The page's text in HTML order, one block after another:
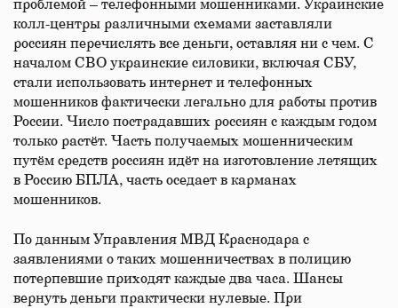
проблемой – телефонными мошенниками. Украинские
колл-центры различными схемами заставляли
россиян перечислять все деньги, оставляя ни с чем. С
началом СВО украинские силовики, включая СБУ,
стали использовать интернет и телефонных
мошенников фактически легально для работы против
России. Число пострадавших россиян с каждым годом
только растёт. Часть получаемых мошенническим
путём средств россиян идёт на изготовление летящих
в Россию БПЛА, часть оседает в карманах
мошенников.
По данным Управления МВД Краснодара с
заявлениями о таких мошенничествах в полицию
потерпевшие приходят каждые два часа. Шансы
вернуть деньги практически нулевые. При